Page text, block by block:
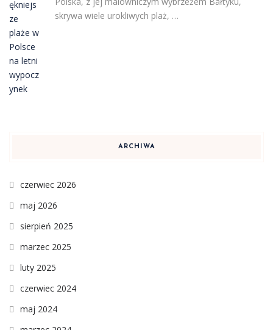
skrywa wiele urokliwych plaż, …
ARCHIWA
czerwiec 2026
maj 2026
sierpień 2025
marzec 2025
luty 2025
czerwiec 2024
maj 2024